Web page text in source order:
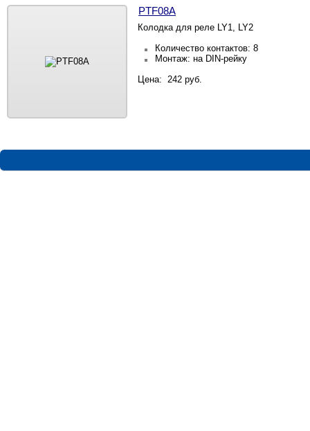
PTF08A
Колодка для реле LY1, LY2
Количество контактов: 8
Монтаж: на DIN-рейку
Цена: 242 руб.